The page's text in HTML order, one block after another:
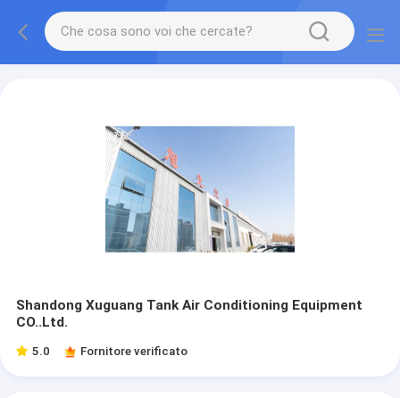
Shandong Xuguang Tank Air Conditioning Equipment
CO..Ltd.
5.0 Fornitore verificato